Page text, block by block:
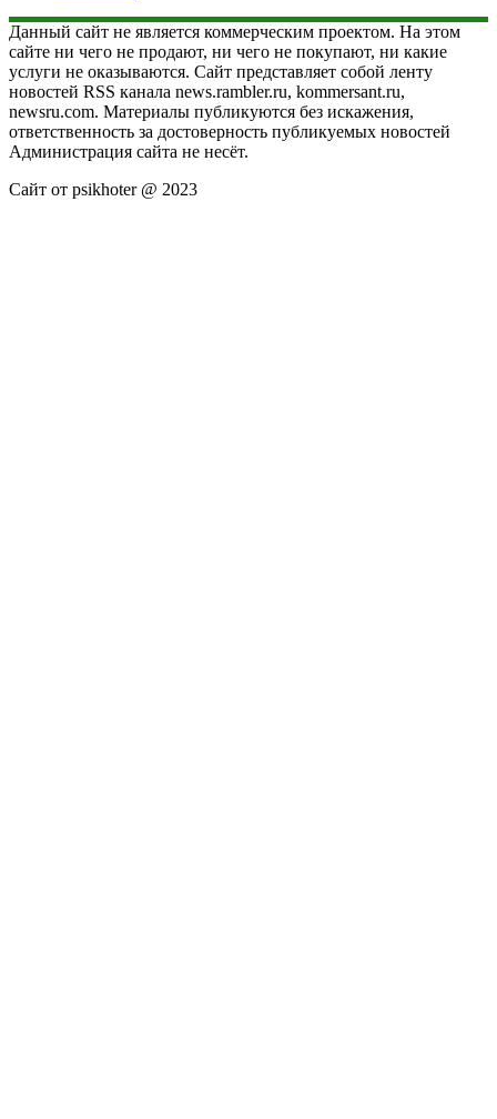
Данный сайт не является коммерческим проектом. На этом
сайте ни чего не продают, ни чего не покупают, ни какие
услуги не оказываются. Сайт представляет собой ленту
новостей RSS канала news.rambler.ru, kommersant.ru,
newsru.com. Материалы публикуются без искажения,
ответственность за достоверность публикуемых новостей
Администрация сайта не несёт.
Сайт от psikhoter @ 2023